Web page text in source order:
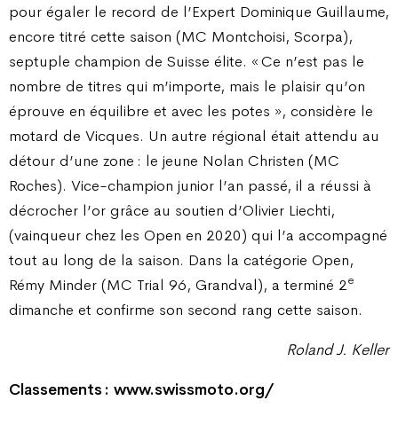
pour égaler le record de l’Expert Dominique Guillaume,
encore titré cette saison (MC Montchoisi, Scorpa),
septuple champion de Suisse élite. « Ce n’est pas le
nombre de titres qui m’importe, mais le plaisir qu’on
éprouve en équilibre et avec les potes », considère le
motard de Vicques. Un autre régional était attendu au
détour d’une zone : le jeune Nolan Christen (MC
Roches). Vice-champion junior l’an passé, il a réussi à
décrocher l’or grâce au soutien d’Olivier Liechti,
(vainqueur chez les Open en 2020) qui l’a accompagné
tout au long de la saison. Dans la catégorie Open,
Rémy Minder (MC Trial 96, Grandval), a terminé 2e
dimanche et confirme son second rang cette saison.
Roland J. Keller
Classements : www.swissmoto.org/